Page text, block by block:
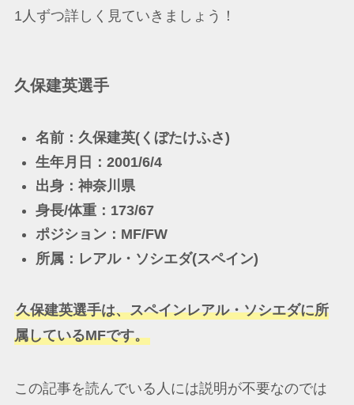
1人ずつ詳しく見ていきましょう！
久保建英選手
名前：久保建英(くぼたけふさ)
生年月日：2001/6/4
出身：神奈川県
身長/体重：173/67
ポジション：MF/FW
所属：レアル・ソシエダ(スペイン)
久保建英選手は、スペインレアル・ソシエダに所
属しているMFです。
この記事を読んでいる人には説明が不要なのでは